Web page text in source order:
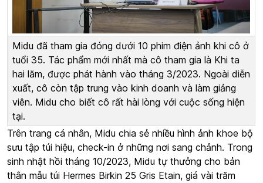
Midu đã tham gia đóng dưới 10 phim điện ảnh khi cô ở
tuổi 35. Tác phẩm mới nhất mà cô tham gia là Khi ta
hai lăm, được phát hành vào tháng 3/2023. Ngoài diễn
xuất, cô còn tập trung vào kinh doanh và làm giảng
viên. Midu cho biết cô rất hài lòng với cuộc sống hiện
tại.
Trên trang cá nhân, Midu chia sẻ nhiều hình ảnh khoe bộ
sưu tập túi hiệu, check-in ở những nơi sang chảnh. Trong
sinh nhật hồi tháng 10/2023, Midu tự thưởng cho bản
thân mẫu túi Hermes Birkin 25 Gris Etain, giá vài trăm